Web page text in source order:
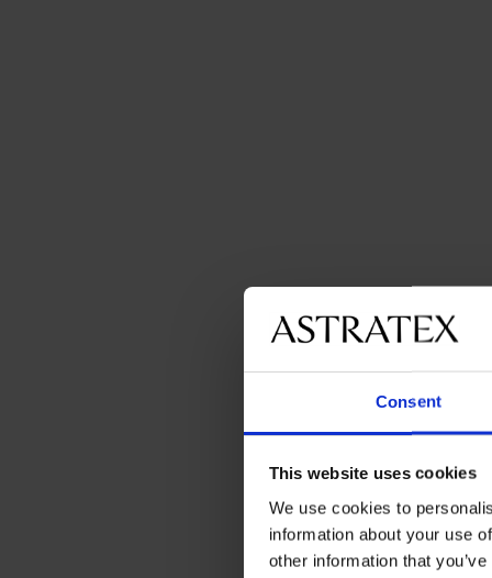
Consent
This website uses cookies
We use cookies to
information about your use
other information that